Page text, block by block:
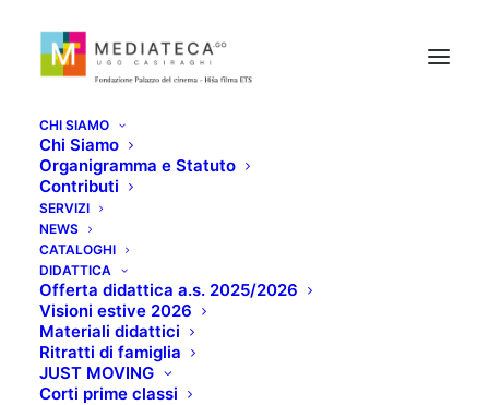
CHI SIAMO
Chi Siamo
Organigramma e Statuto
Contributi
SERVIZI
NEWS
CATALOGHI
DIDATTICA
Offerta didattica a.s. 2025/2026
Visioni estive 2026
Materiali didattici
Ritratti di famiglia
JUST MOVING
Corti prime classi
CRONACHE DEL
TEMPO SOSPESO.
CRISI, MEMORIE E
RINASCITA
SETTEMBRE 30, 2022